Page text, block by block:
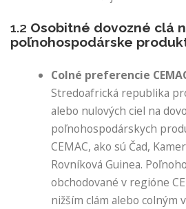
1.2 Osobitné dovozné clá
poľnohospodárske
Colné preferencie
Stredoafrická republika
alebo nulových ciel na
poľnohospodárskych
CEMAC, ako sú Čad,
Rovníková Guinea.
obchodované v regióne
nižším clám alebo colným